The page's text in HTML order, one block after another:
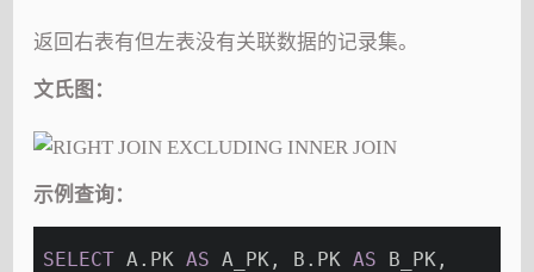
返回右表有但左表没有关联数据的记录集。
文氏图：
示例查询：
SELECT A.PK AS A_PK, B.PK AS B_PK,